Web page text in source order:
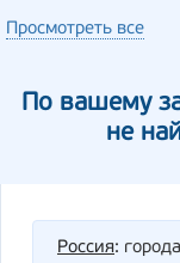
Просмотреть все
По вашему
не
Россия: